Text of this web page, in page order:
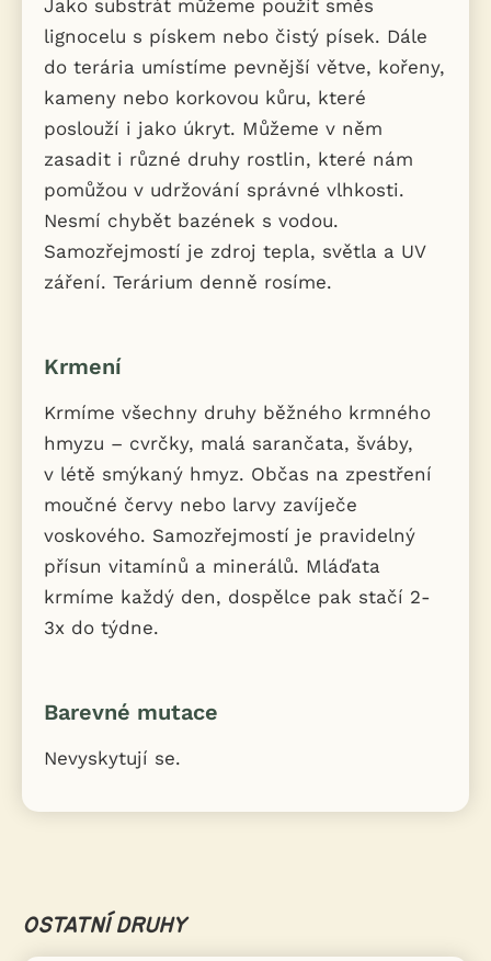
Jako substrát můžeme použít směs
lignocelu s pískem nebo čistý písek. Dále
do terária umístíme pevnější větve, kořeny,
kameny nebo korkovou kůru, které
poslouží i jako úkryt. Můžeme v něm
zasadit i různé druhy rostlin, které nám
pomůžou v udržování správné vlhkosti.
Nesmí chybět bazének s vodou.
Samozřejmostí je zdroj tepla, světla a UV
záření. Terárium denně rosíme.
Krmení
Krmíme všechny druhy běžného krmného
hmyzu – cvrčky, malá sarančata, šváby,
v létě smýkaný hmyz. Občas na zpestření
moučné červy nebo larvy zavíječe
voskového. Samozřejmostí je pravidelný
přísun vitamínů a minerálů. Mláďata
krmíme každý den, dospělce pak stačí 2-
3x do týdne.
Barevné mutace
Nevyskytují se.
OSTATNÍ DRUHY